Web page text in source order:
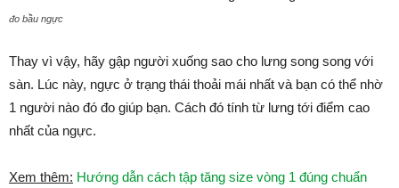
đo bầu ngực
Thay vì vậy, hãy gập người xuống sao cho lưng song song với
sàn. Lúc này, ngực ở trạng thái thoải mái nhất và bạn có thể nhờ
1 người nào đó đo giúp bạn. Cách đó tính từ lưng tới điểm cao
nhất của ngực.
Xem thêm: Hướng dẫn cách tập tăng size vòng 1 đúng chuẩn